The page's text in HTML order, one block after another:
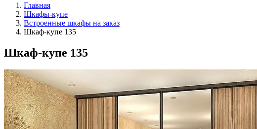
Главная
Шкафы-купе
Встроенные шкафы на заказ
Шкаф-купе 135
Шкаф-купе 135